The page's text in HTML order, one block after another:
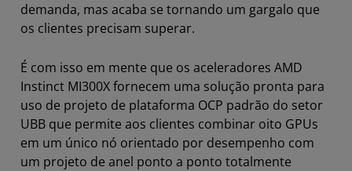
demanda, mas acaba se tornando um gargalo que
os clientes precisam superar.
É com isso em mente que os aceleradores AMD
Instinct MI300X fornecem uma solução pronta para
uso de projeto de plataforma OCP padrão do setor
UBB que permite aos clientes combinar oito GPUs
em um único nó orientado por desempenho com
um projeto de anel ponto a ponto totalmente